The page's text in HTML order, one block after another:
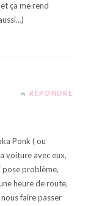
ça me rend
RÉPONDRE
Ponk ( ou
voiture avec eux,
pose problème,
heure de route,
faire passer